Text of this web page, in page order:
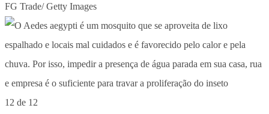
FG Trade/ Getty Images
12 de 12